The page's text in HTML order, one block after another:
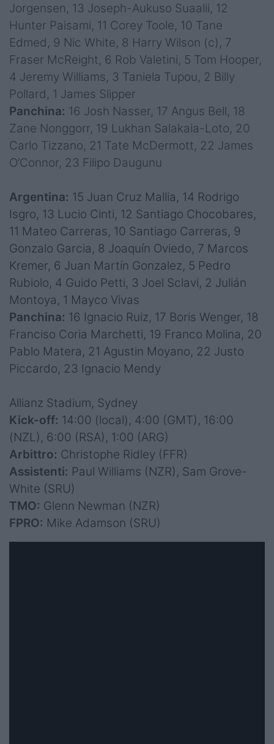
Jorgensen, 13 Joseph-Aukuso Suaalii, 12
Hunter Paisami, 11 Corey Toole, 10 Tane
Edmed, 9 Nic White, 8 Harry Wilson (c), 7
Fraser McReight, 6 Rob Valetini, 5 Tom Hooper,
4 Jeremy Williams, 3 Taniela Tupou, 2 Billy
Pollard, 1 James Slipper
Panchina: 16 Josh Nasser, 17 Angus Bell, 18
Zane Nonggorr, 19 Lukhan Salakaia-Loto, 20
Carlo Tizzano, 21 Tate McDermott, 22 James
O’Connor, 23 Filipo Daugunu
Argentina: 15 Juan Cruz Mallia, 14 Rodrigo
Isgro, 13 Lucio Cinti, 12 Santiago Chocobares,
11 Mateo Carreras, 10 Santiago Carreras, 9
Gonzalo Garcia, 8 Joaquín Oviedo, 7 Marcos
Kremer, 6 Juan Martín Gonzalez, 5 Pedro
Rubiolo, 4 Guido Petti, 3 Joel Sclavi, 2 Julián
Montoya, 1 Mayco Vivas
Panchina: 16 Ignacio Ruiz, 17 Boris Wenger, 18
Franciso Coria Marchetti, 19 Franco Molina, 20
Pablo Matera, 21 Agustin Moyano, 22 Justo
Piccardo, 23 Ignacio Mendy
Allianz Stadium, Sydney
Kick-off: 14:00 (local), 4:00 (GMT), 16:00
(NZL), 6:00 (RSA), 1:00 (ARG)
Arbittro: Christophe Ridley (FFR)
Assistenti: Paul Williams (NZR), Sam Grove-
White (SRU)
TMO: Glenn Newman (NZR)
FPRO: Mike Adamson (SRU)